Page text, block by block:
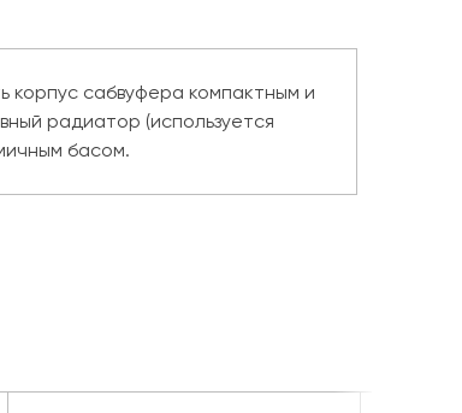
корпус сабвуфера компактным и
радиатор (используется
басом.